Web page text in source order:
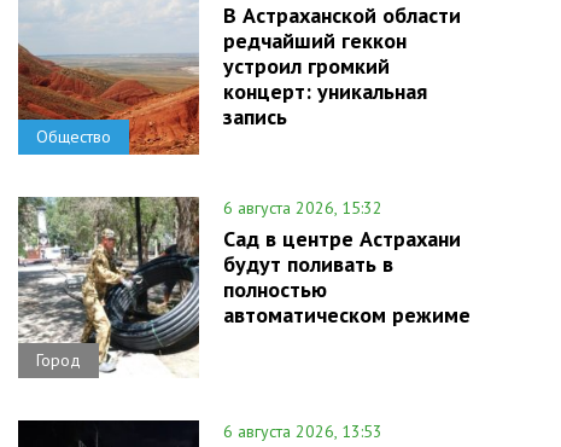
Общество
В Астраханской области
редчайший геккон
устроил громкий
концерт: уникальная
запись
Город
6 августа 2026, 15:32
Сад в центре Астрахани
будут поливать в
полностью
автоматическом режиме
6 августа 2026, 13:53